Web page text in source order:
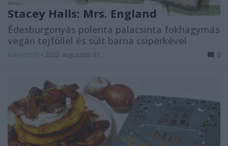
Stacey Halls: Mrs. ​England
Édesburgonyás polenta palacsinta fokhagymás
vegán tejföllel és sült barna csiperkével
KönyvParfé • 2022. augusztus 01. 0